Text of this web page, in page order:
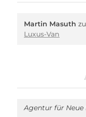
Martin Masuth zu
Luxus-Van
Agentur für